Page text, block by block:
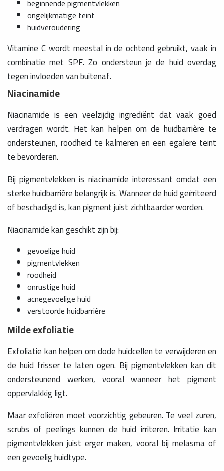
beginnende pigmentvlekken
ongelijkmatige teint
huidveroudering
Vitamine C wordt meestal in de ochtend gebruikt, vaak in
combinatie met SPF. Zo ondersteun je de huid overdag
tegen invloeden van buitenaf.
Niacinamide
Niacinamide is een veelzijdig ingrediënt dat vaak goed
verdragen wordt. Het kan helpen om de huidbarrière te
ondersteunen, roodheid te kalmeren en een egalere teint
te bevorderen.
Bij pigmentvlekken is niacinamide interessant omdat een
sterke huidbarrière belangrijk is. Wanneer de huid geïrriteerd
of beschadigd is, kan pigment juist zichtbaarder worden.
Niacinamide kan geschikt zijn bij:
gevoelige huid
pigmentvlekken
roodheid
onrustige huid
acnegevoelige huid
verstoorde huidbarrière
Milde exfoliatie
Exfoliatie kan helpen om dode huidcellen te verwijderen en
de huid frisser te laten ogen. Bij pigmentvlekken kan dit
ondersteunend werken, vooral wanneer het pigment
oppervlakkig ligt.
Maar exfoliëren moet voorzichtig gebeuren. Te veel zuren,
scrubs of peelings kunnen de huid irriteren. Irritatie kan
pigmentvlekken juist erger maken, vooral bij melasma of
een gevoelig huidtype.